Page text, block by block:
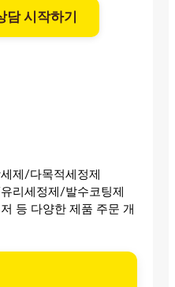
담 시작하기
제/다목적세정제
리세정제/발수코팅제
등 다양한 제품 주문 개